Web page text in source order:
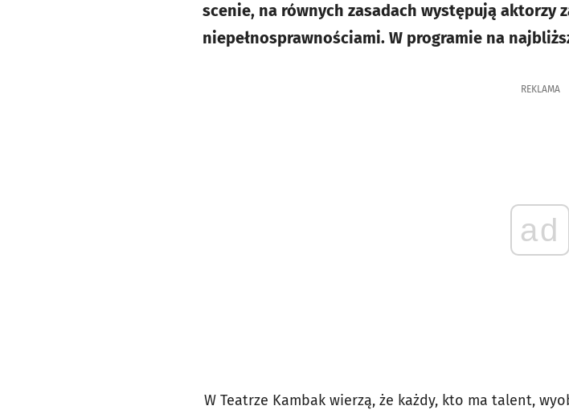
scenie, na równych zasadach występują aktorzy
niepełnosprawnościami. W programie na
REKLAMA
ad
W Teatrze Kambak wierzą, że każdy, kto ma talent,